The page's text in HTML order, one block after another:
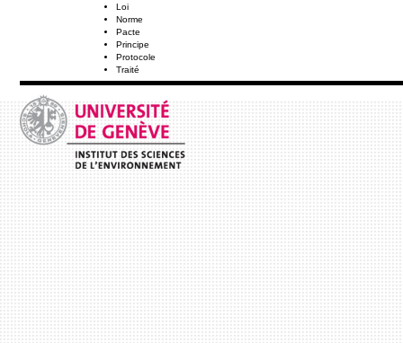
Loi
Norme
Pacte
Principe
Protocole
Traité